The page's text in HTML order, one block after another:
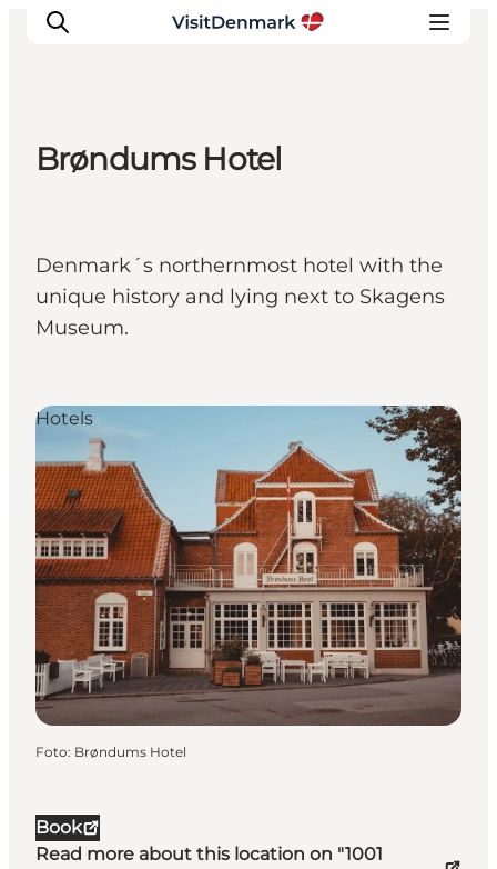
Wat te doen
Accommodaties
Plan je reis
Brøndums Hotel
Denmark´s northernmost hotel with the
unique history and lying next to Skagens
Museum.
Book
Read more about this location on "1001
Hotels
Foto: Brøndums Hotel